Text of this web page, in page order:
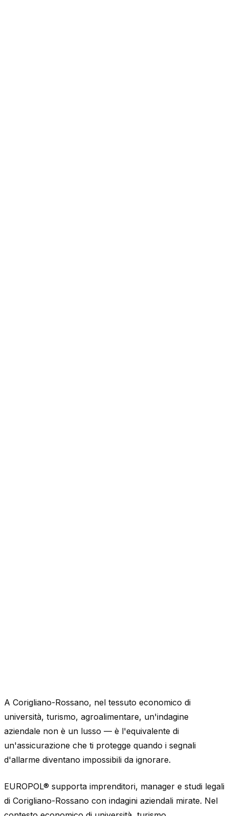
A Corigliano-Rossano, nel tessuto economico di
università, turismo, agroalimentare, un'indagine
aziendale non è un lusso — è l'equivalente di
un'assicurazione che ti protegge quando i segnali
d'allarme diventano impossibili da ignorare.
EUROPOL® supporta imprenditori, manager e studi legali
di Corigliano-Rossano con indagini aziendali mirate. Nel